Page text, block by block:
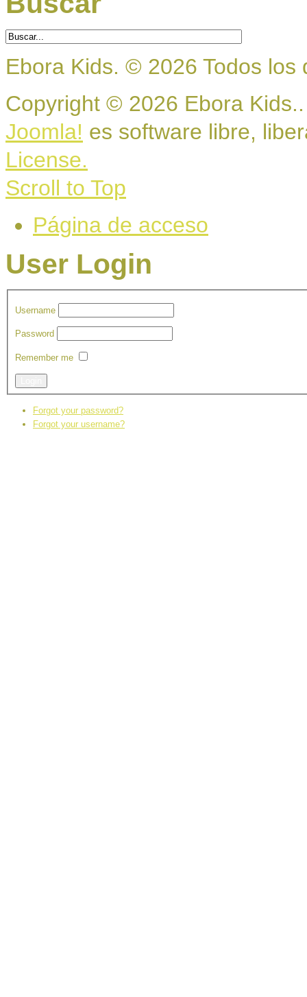
Ebora Kids. © 2026 Todos los
Copyright © 2026 Ebora
Joomla! es software libre,
License.
Scroll to Top
Página de acceso
User Login
Username
Password
Remember me
Forgot your password?
Forgot your username?